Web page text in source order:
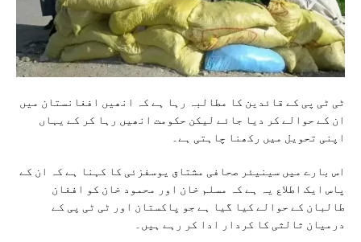
ٹی ٹی پی کے قائدین کا مطالبہ رہا ہے کہ انھیں افغانستان میں
ان کے حوالے کر دیا جائے لیکن حکومت انھیں رہا کر کے یہاں
اپنی تحویل میں رکھنا چاہتی ہے۔
اس بارے میں سینیئر صحافی مشتاق یوسفزئی کا کہنا ہے کہ ان کے
پاس ایک اطلاع یہ ہے کہ مسلم خان اور محمود خان کو افغان
طالبان کے حوالے کیا گیا ہے جو پاکستان اور ٹی ٹی پی کے
درمیان ثالثی کا کردار ادا کر رہے ہیں۔